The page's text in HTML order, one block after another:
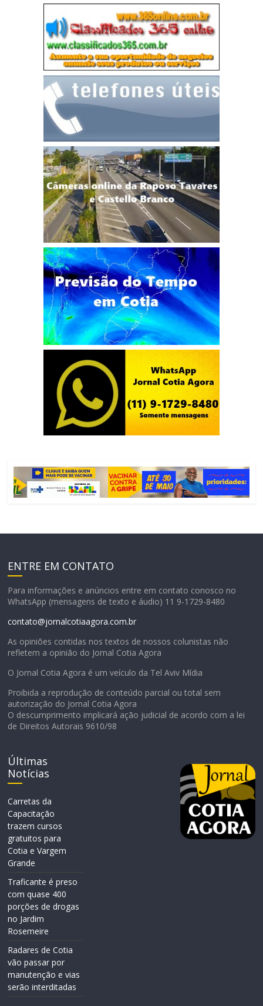
ENTRE EM CONTATO
Para informações e anúncios entre em contato conosco no
WhatsApp (mensagens de texto e áudio) 11 9-1729-8480
contato@jornalcotiaagora.com.br
As opiniões contidas nos textos de nossos colunistas não
refletem a opinião do Jornal Cotia Agora
O Jornal Cotia Agora é um veículo da Tel Aviv Mídia
Proibida a reprodução de conteúdo parcial ou total sem
autorização do Jornal Cotia Agora
O descumprimento implicará ação judicial de acordo com a lei
de Direitos Autorais 9610/98
Últimas
Notícias
Carretas da
Capacitação
trazem cursos
gratuitos para
Cotia e Vargem
Grande
Traficante é preso
com quase 400
porções de drogas
no Jardim
Rosemeire
Radares de Cotia
vão passar por
manutenção e vias
serão interditadas